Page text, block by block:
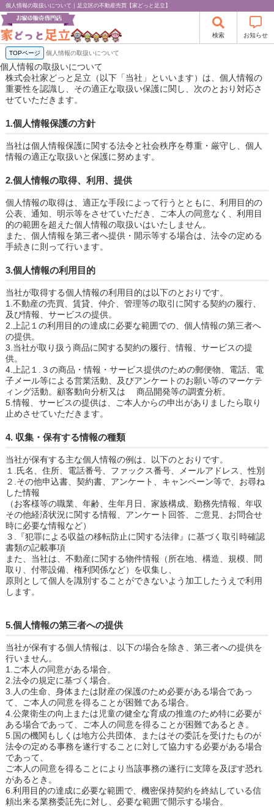
個人情報の取扱いについて｜足立区の不動産売買【家どっと足立】
検索 お知らせ
TOPページ 個人情報の取扱いについて
個人情報の取扱いについて
株式会社家どっと足立（以下「当社」といいます）は、個人情報の
重要性を認識し、その適正な取扱い保護に関し、次のとおり対応さ
せていただきます。
1.個人情報保護の方針
当社は個人情報保護に関する法令と社会秩序を尊重・厳守し、個人
情報の適正な取扱いと保護に努めます。
2.個人情報の取得、利用、提供
個人情報の取得は、適正な手段によって行うとともに、利用目的の
公表、通知、明示等をさせていただき、ご本人の同意なく、利用目
的の範囲を超えた個人情報の取扱いはいたしません。
また、個人情報を第三者へ提供・開示等する場合は、法令の定める
手続きに則って行います。
3.個人情報の利用目的
当社が取得する個人情報の利用目的は以下のとおりです。
1.不動産の売買、賃貸、仲介、管理等の取引に関する契約の履行、
及び情報、サービスの提供。
2.上記１の利用目的の達成に必要な範囲での、個人情報の第三者へ
の提供。
3.当社が取り扱う商品に関する契約の履行、情報、サービスの提
供。
4.上記１.３の商品・情報・サービス提供のための郵便物、電話、電
子メール等による営業活動、及びアンケートのお願い等のマーケテ
ィング活動。顧客動向分析又は 商品開発等の調査分析。
5.情報、サービスの提供は、ご本人からの申出がありましたら取り
止めさせていただきます。
4. 収集・保有する情報の種類
当社が保有する主な個人情報の例は、以下のとおりです。
１.氏名、住所、電話番号、ファックス番号、メールアドレス、性別
２.その他申込書、契約書、アンケート、キャンペーン等で、お尋ね
した情報
（お客様等の職業、年齢、生年月日、家族構成、勤務先情報、年収
その他経済状況に関する情報、アンケート回答、ご意見、お問合せ
時に必要な情報など）
３.『犯罪による収益の移転防止に関する法律』に基づく取引時確認
書類の記載事項
また、当社は、不動産に関する物件情報（所在地、構造、規模、間
取り、付帯設備、権利関係など）を収集し、
原則として個人を識別することができないよう加工したうえで利用
します。
5.個人情報の第三者への提供
当社が保有する個人情報は、以下の場合を除き、第三者への提供を
行いません。
1.ご本人の同意がある場合。
2.法令の規定に基づく場合。
3.人の生命、身体または財産の保護のため必要がある場合であっ
て、ご本人の同意を得ることが困難である場合。
4.公衆衛生の向上または児童の健全な育成の推進のため特に必要が
ある場合であって、ご本人の同意を得ることが困難であるとき。
5.国の機関もしくは地方公共団体、またはその委託を受けたものが
法令の定める事務を遂行することに対して協力する必要がある場合
であって、
ご本人の同意を得ることにより当該事務の遂行に支障を及ぼす恐れ
があるとき。
6.利用目的の達成に必要な範囲で、機密保持契約を終結している信
頼出来る業務委託先に対し、必要な範囲で開示する場合。